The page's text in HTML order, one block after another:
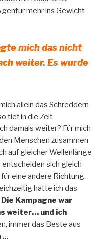
mehr ins Gewicht
mich das nicht
weiter. Es wurde
allein das Schreddern
tief in die Zeit
damals weiter? Für mich
Menschen zusammen
auf gleicher Wellenlänge
entscheiden sich gleich
eine andere Richtung.
hatte ich das
Die Kampagne war
weiter… und ich
immer das Beste aus
…